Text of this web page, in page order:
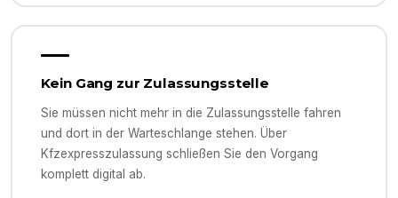
Kein Gang zur Zulassungsstelle
Sie müssen nicht mehr in die Zulassungsstelle fahren
und dort in der Warteschlange stehen. Über
Kfzexpresszulassung schließen Sie den Vorgang
komplett digital ab.